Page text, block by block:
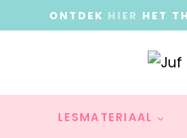
ONTDEK HIER HET
LESMATERIAAL